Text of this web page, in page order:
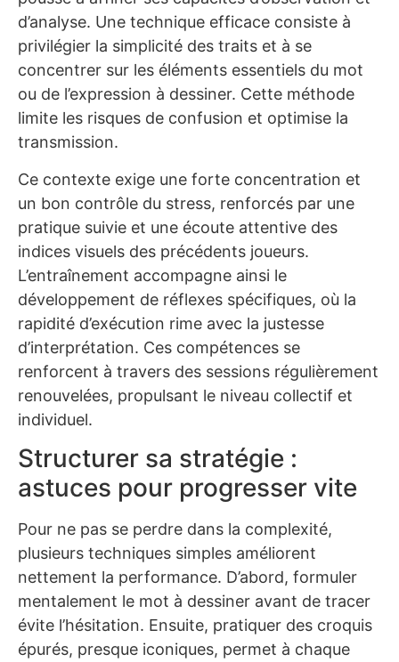
d’analyse. Une technique efficace consiste à
privilégier la simplicité des traits et à se
concentrer sur les éléments essentiels du mot
ou de l’expression à dessiner. Cette méthode
limite les risques de confusion et optimise la
transmission.
Ce contexte exige une forte concentration et
un bon contrôle du stress, renforcés par une
pratique suivie et une écoute attentive des
indices visuels des précédents joueurs.
L’entraînement accompagne ainsi le
développement de réflexes spécifiques, où la
rapidité d’exécution rime avec la justesse
d’interprétation. Ces compétences se
renforcent à travers des sessions régulièrement
renouvelées, propulsant le niveau collectif et
individuel.
Structurer sa stratégie :
astuces pour progresser vite
Pour ne pas se perdre dans la complexité,
plusieurs techniques simples améliorent
nettement la performance. D’abord, formuler
mentalement le mot à dessiner avant de tracer
évite l’hésitation. Ensuite, pratiquer des croquis
épurés, presque iconiques, permet à chaque